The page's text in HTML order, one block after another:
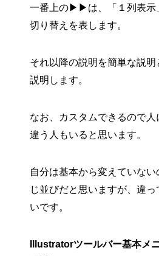
一番上の▶▶は、「１列表示
切り替えを表します。
それ以降の説明を簡単な説
説明します。
なお、カスタムできるので
違う人もいると思います。
自分は基本から変えていない
じ並びだと思いますが、違
いです。
Illustratorツールバー基本メ